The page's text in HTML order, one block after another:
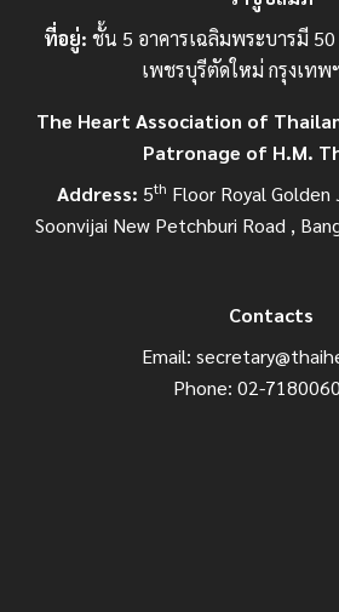
ที่อยู่: ชั้น 5 อาคารเฉลิมพระบารมี
เพชรบุรีตัดใหม่ กรุงเทพ
The Heart Association of
Patronage of H.M.
Address: 5th Floor Royal Golden
Soonvijai New Petchburi Road ,
Contacts
Email:
Phone: 02-